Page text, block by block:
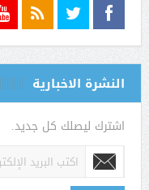
النشرة الاخبارية
اشترك ليصلك كل جديد.